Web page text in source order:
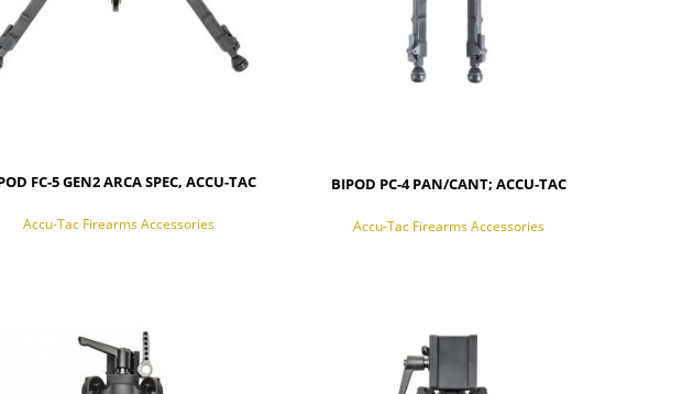
FC-5 GEN2 ARCA SPEC, ACCU-TAC
Accu-Tac Firearms Accessories
POWIADOM O DOSTĘPNOŚCI
BIPOD PC-4 PAN/CANT; ACCU-TAC
Accu-Tac Firearms Accessories